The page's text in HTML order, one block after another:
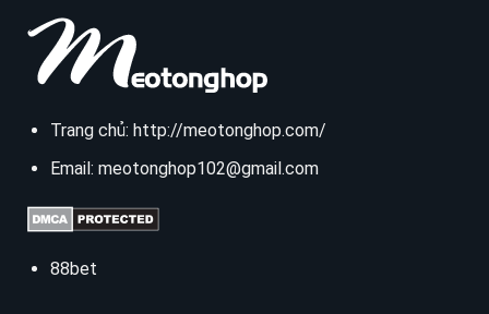
Trang chủ: http://meotonghop.com/
Email: meotonghop102@gmail.com
88bet